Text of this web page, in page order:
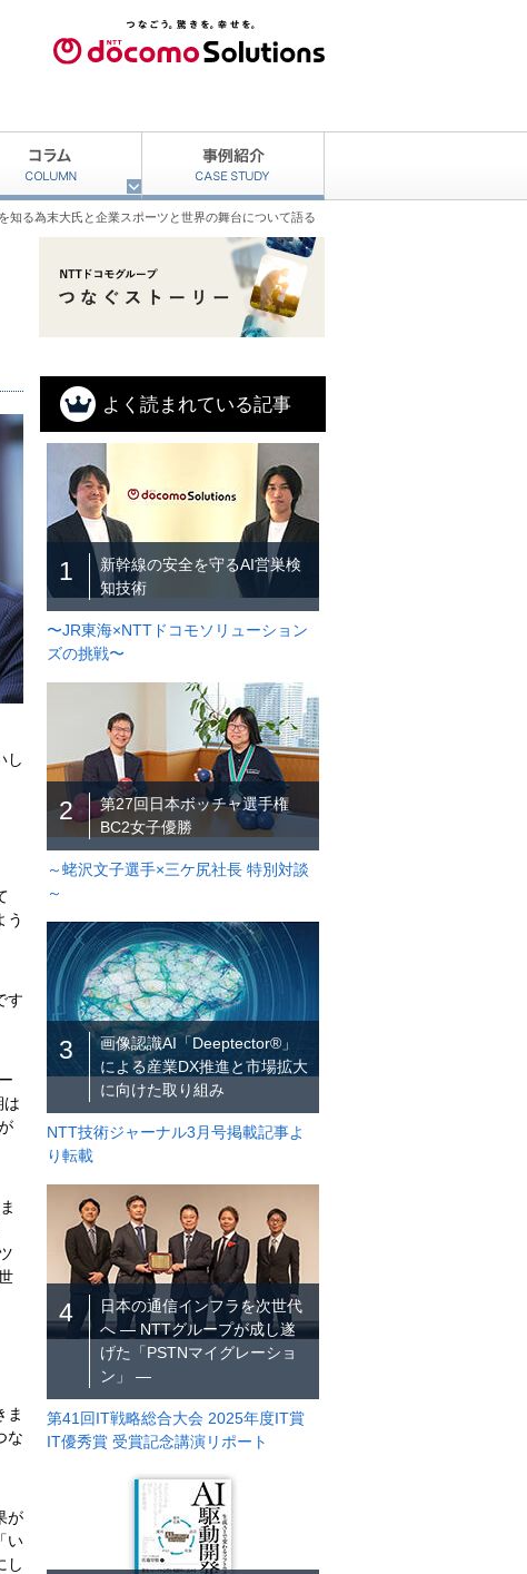
る為末大氏と企業スポーツと世界の舞台について語る
し
う
す
は
ま
な
が
い
し
よく読まれている記事
1
新幹線の安全を守るAI営巣検
知技術
〜JR東海×NTTドコモソリューション
ズの挑戦〜
2
第27回日本ボッチャ選手権
BC2女子優勝
～蛯沢文子選手×三ケ尻社長 特別対談
～
3
画像認識AI「Deeptector®」
による産業DX推進と市場拡大
に向けた取り組み
NTT技術ジャーナル3月号掲載記事よ
り転載
4
日本の通信インフラを次世代
へ ― NTTグループが成し遂
げた「PSTNマイグレーショ
ン」 ―
第41回IT戦略総合大会 2025年度IT賞
IT優秀賞 受賞記念講演リポート